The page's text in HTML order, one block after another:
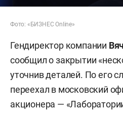
Фото: «БИЗНЕС Online»
Гендиректор компании
сообщил о закрытии
уточнив деталей. По его
переехал в московский
акционера —